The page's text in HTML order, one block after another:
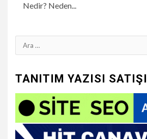
Nedir? Neden...
Arama:
TANITIM YAZISI SATIŞI